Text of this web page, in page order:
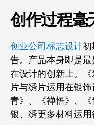
创作过程毫
创业公司标志设计
告。产品本身即是
在设计的创新上。
片与绣片运用在银
青》、《禅悟》、《
银、绣更多材料运用